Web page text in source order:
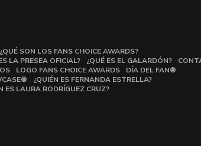
¿QUÉ SON LOS FANS CHOICE AWARDS?
LA PRESEA OFICIAL?
¿QUÉ ES EL GALARDÓN?
LOGO FANS CHOICE AWARDS
DÍA DEL FAN®
¿QUIÉN ES FERNANDA ESTRELLA?
ES LAURA RODRÍGUEZ CRUZ?